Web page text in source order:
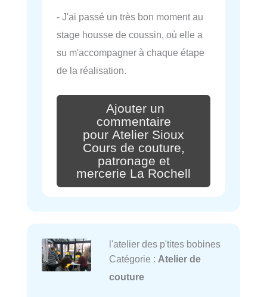
- J'ai passé un très bon moment au
stage housse de coussin, où elle a
su m'accompagner à chaque étape
de la réalisation.
Ajouter un
commentaire
pour Atelier Sioux
Cours de couture,
patronage et
mercerie La Rochell
l'atelier des p'tites bobines
Catégorie : Atelier de
couture